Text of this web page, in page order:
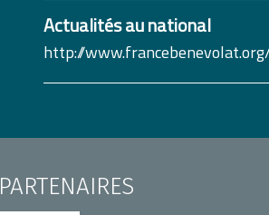
Actualités au national
http://
PARTENAIRES